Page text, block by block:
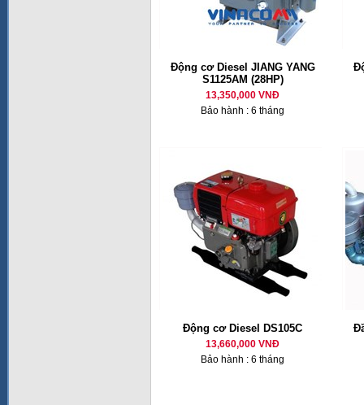
Động cơ Diesel JIANG YANG
S1125AM (28HP)
13,350,000 VNĐ
Bảo hành : 6 tháng
Động cơ Diesel DS105C
13,660,000 VNĐ
Bảo hành : 6 tháng